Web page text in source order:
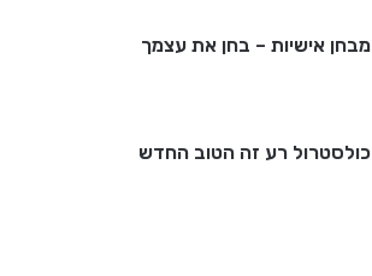
מבחן אישיות – בחן את עצמך
כולסטרול רע זה הטוב החדש